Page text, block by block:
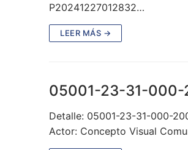
P20241227012832…
LEER MÁS →
05001-23-31-000-
Detalle: 05001-23-31-000-
Actor: Concepto Visual